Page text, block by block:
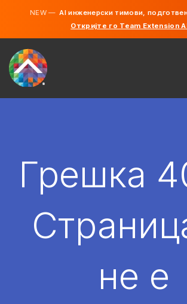
NEW —AI инженерски тимови,
Откријте го Team Extension
АНГАЖИРАЈ
Грешка
не е